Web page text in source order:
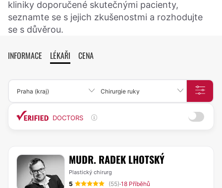
kliniky doporučené skutečnými pacienty,
seznamte se s jejich zkušenostmi a rozhodujte
se s důvěrou.
INFORMACE LÉKAŘI CENA
Praha (kraj) Chirurgie ruky
DOCTORS
MUDR. RADEK LHOTSKÝ
Plastický chirurg
5 (55)·18 Příběhů